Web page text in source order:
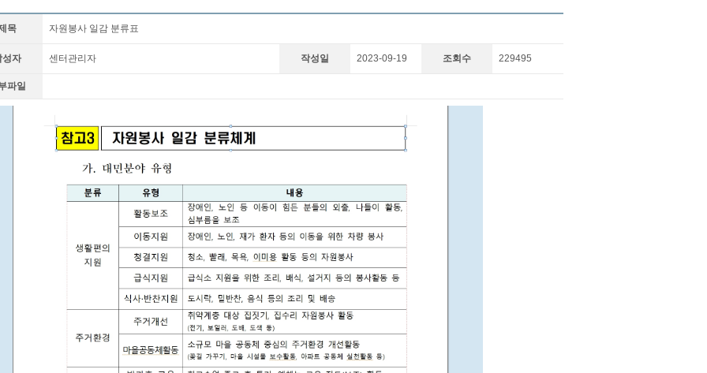
목 자원봉사 일감 분류표
성자 센터관리자 작성일 2023-09-19 조회수 229495
파일